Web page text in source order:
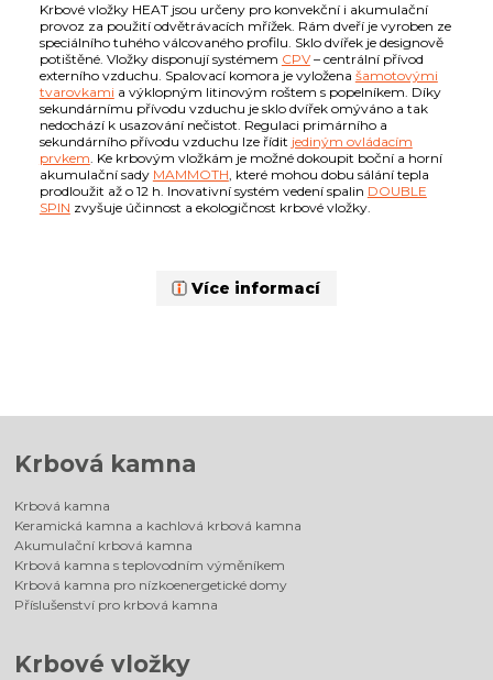
Krbové vložky HEAT jsou určeny pro konvekční i akumulační
provoz za použití odvětrávacích mřížek. Rám dveří je vyroben ze
speciálního tuhého válcovaného profilu. Sklo dvířek je designově
potištěné. Vložky disponují systémem CPV– centrální přívod
externího vzduchu. Spalovací komora je vyložena šamotovými
tvarovkami a výklopným litinovým roštem s popelníkem. Díky
sekundárnímu přívodu vzduchu je sklo dvířek omýváno a tak
nedochází k usazování nečistot. Regulaci primárního a
sekundárního přívodu vzduchu lze řídit jediným ovládacím
prvkem. Ke krbovým vložkám je možné dokoupit boční a horní
akumulační sady MAMMOTH, které mohou dobu sálání tepla
prodloužit až o 12 h. Inovativní systém vedení spalin DOUBLE
SPIN zvyšuje účinnost a ekologičnost krbové vložky.
Více informací
Krbová kamna
Krbová kamna
Keramická kamna a kachlová krbová kamna
Akumulační krbová kamna
Krbová kamna s teplovodním výměníkem
Krbová kamna pro nízkoenergetické domy
Příslušenství pro krbová kamna
Krbové vložky